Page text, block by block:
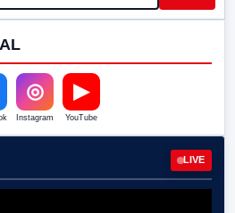
◎
Instagram
▶
YouTube
LIVE